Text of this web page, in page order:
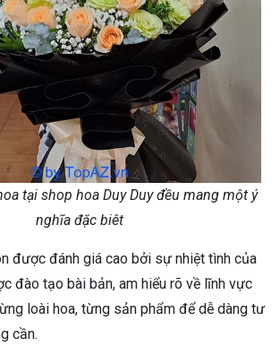
tại shop hoa Duy Duy đều mang một ý
nghĩa đặc biêt
được đánh giá cao bởi sự nhiệt tình của
đào tạo bài bản, am hiểu rõ về lĩnh vực
loài hoa, từng sản phẩm để dễ dàng tư
cần.